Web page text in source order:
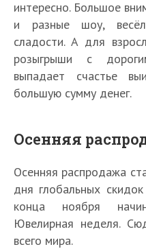
интересно. Большое
и разные шоу,
сладости. А для
розыгрыши с
выпадает счастье
большую сумму денег.
Осенняя
Осенняя распродажа
дня глобальных
конца ноября
Ювелирная неделя.
всего мира.